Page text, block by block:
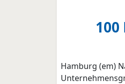
Hamburg (em)